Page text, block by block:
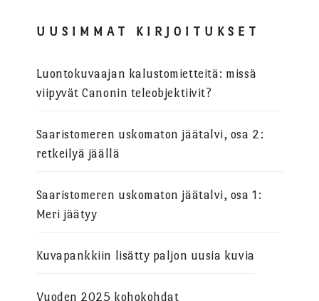
UUSIMMAT KIRJOITUKSET
Luontokuvaajan kalustomietteitä: missä
viipyvät Canonin teleobjektiivit?
Saaristomeren uskomaton jäätalvi, osa 2:
retkeilyä jäällä
Saaristomeren uskomaton jäätalvi, osa 1:
Meri jäätyy
Kuvapankkiin lisätty paljon uusia kuvia
Vuoden 2025 kohokohdat